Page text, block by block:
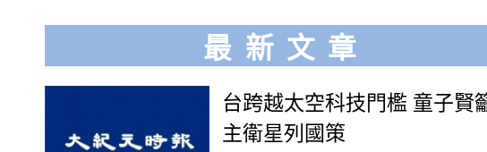
最新文章
台跨越太空科技門檻 童子賢
主衛星列國策